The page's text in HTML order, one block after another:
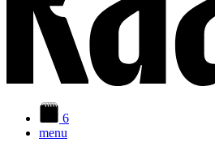
6
menu